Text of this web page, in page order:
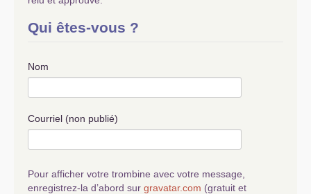
Qui êtes-vous ?
Nom
Courriel (non publié)
Pour afficher votre trombine avec votre message,
enregistrez-la d’abord sur gravatar.com (gratuit et